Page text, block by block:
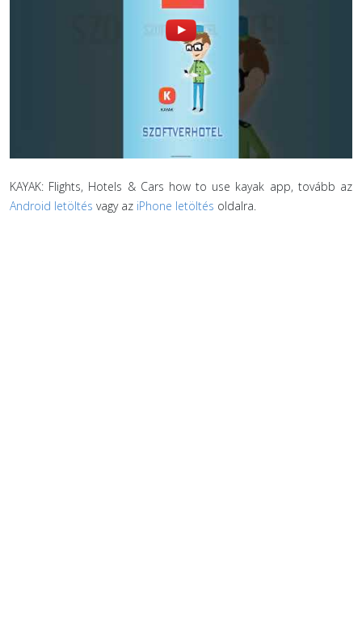
KAYAK: Flights, Hotels & Cars how to use kayak app, tovább az
Android letöltés vagy az iPhone letöltés oldalra.